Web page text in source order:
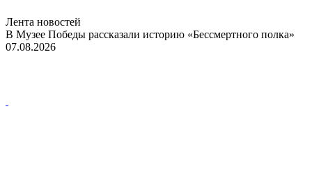
Лента новостей
В Музее Победы рассказали историю «Бессмертного полка»
07.08.2026